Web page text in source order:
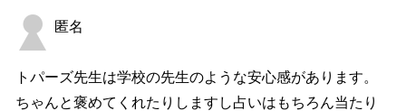
匿名
トパーズ先生は学校の先生のような安心感があります。
ちゃんと褒めてくれたりしますし占いはもちろん当たり